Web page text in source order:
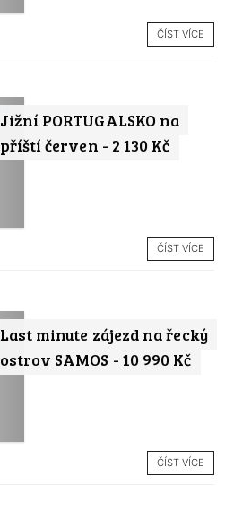
ČÍST VÍCE
Jižní PORTUGALSKO na
příští červen - 2 130 Kč
ČÍST VÍCE
Last minute zájezd na řecký
ostrov SAMOS - 10 990 Kč
ČÍST VÍCE